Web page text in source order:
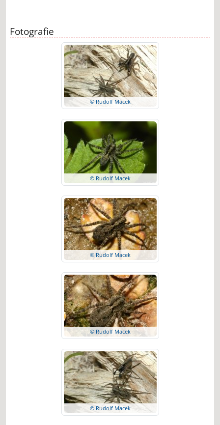
Fotografie
© Rudolf Macek
© Rudolf Macek
© Rudolf Macek
© Rudolf Macek
© Rudolf Macek